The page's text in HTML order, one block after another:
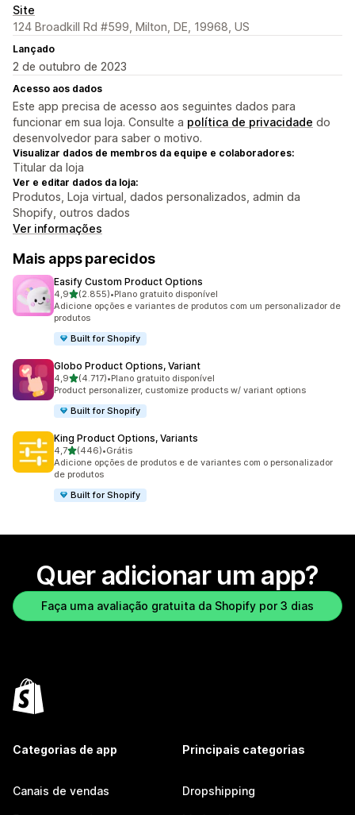
Site
124 Broadkill Rd #599, Milton, DE, 19968, US
Lançado
2 de outubro de 2023
Acesso aos dados
Este app precisa de acesso aos seguintes dados para
funcionar em sua loja. Consulte a política de privacidade do
desenvolvedor para saber o motivo.
Visualizar dados de membros da equipe e colaboradores:
Titular da loja
Ver e editar dados da loja:
Produtos, Loja virtual, dados personalizados, admin da
Shopify, outros dados
Ver informações
Mais apps parecidos
Easify Custom Product Options
4,9de 5 estrelas
(2.855)
2855 avaliações ao todo
•Plano gratuito disponível
Adicione opções e variantes de produtos com um personalizador de
produtos
Built for Shopify
Globo Product Options, Variant
4,9de 5 estrelas
(4.717)
4717 avaliações ao todo
•Plano gratuito disponível
Product personalizer, customize products w/ variant options
Built for Shopify
King Product Options, Variants
4,7de 5 estrelas
(446)
446 avaliações ao todo
•Grátis
Adicione opções de produtos e de variantes com o personalizador
de produtos
Built for Shopify
Quer adicionar um app?
Faça uma avaliação gratuita da Shopify por 3 dias
Categorias de app
Canais de vendas
Principais categorias
Dropshipping